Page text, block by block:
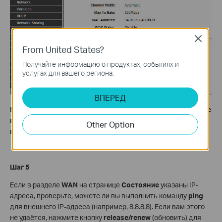
Если в полях не указаныIP-адреса, проверьте физическое
подключение или позвоните вашему провайдеру для
проверки линии.
Шаг 5
Если в разделеWAN на страницеСостояниеуказаны IP-
адреса, проверьте, можете ли вы выполнить команду ping
для внешнего IP-адреса (например, 8.8.8.8). Если вам этого
не удаётся, нажмите кнопку release/renew(обновить) для
From United States?
Получайте информацию о продуктах, событиях и
услугах для вашего региона.
ВПЕРЕД
Other Option
Close